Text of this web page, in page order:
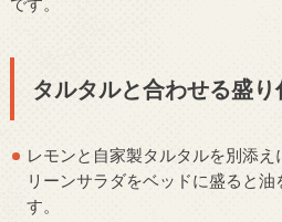
タルタルと合わせる盛り
レモンと自家製タルタルを別添
リーンサラダをベッドに盛ると
す。